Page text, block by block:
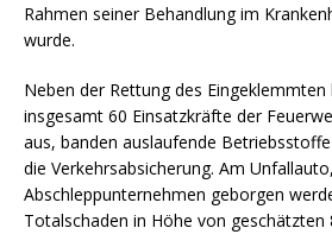
Rahmen seiner Behandlung im
wurde.
Neben der Rettung des
insgesamt 60 Einsatzkräfte der
aus, banden auslaufende
die Verkehrsabsicherung. Am
Abschleppunternehmen geborgen
Totalschaden in Höhe von geschätzten